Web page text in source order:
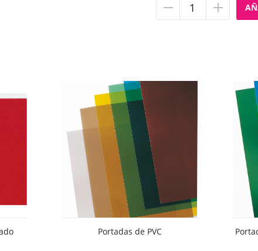
Portadas de PVC